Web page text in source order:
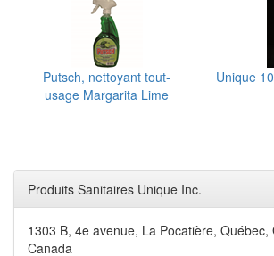
Putsch, nettoyant tout-
usage Margarita Lime
Unique
Produits Sanitaires Unique Inc.
1303 B, 4e avenue, La Pocatière, Québec,
Canada